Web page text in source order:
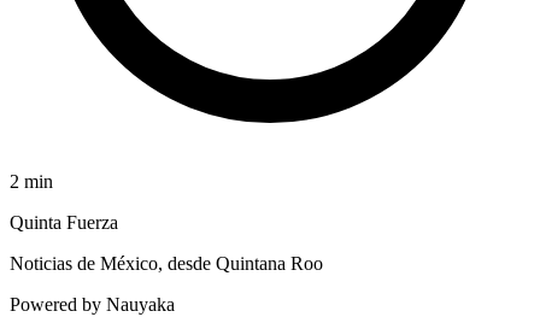
2 min
Quinta Fuerza
Noticias de México, desde Quintana Roo
Powered by Nauyaka